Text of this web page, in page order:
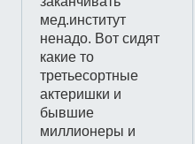
мед.институт
ненадо. Вот сидят
какие то
третьесортные
актеришки и
бывшие
миллионеры и